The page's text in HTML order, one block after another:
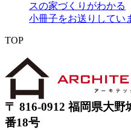
スの家づくりがわかる
小冊子をお送りしてい
TOP
〒 816-0912 福岡県大野
番18号